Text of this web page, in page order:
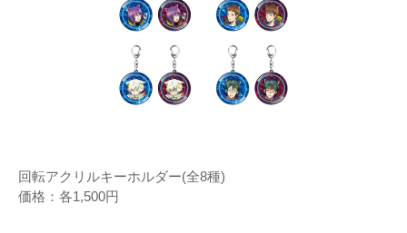
回転アクリルキーホルダー(全8種)
価格：各1,500円